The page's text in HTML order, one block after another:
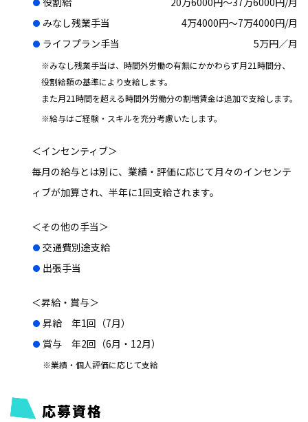
みなし残業手当
4万4000円～7万4000円/月
ライフプラン手当
5万円／月
※みなし残業手当は、時間外労働の有無にかかわらず月21時間分、
役割給額の基準により支給します。
また月21時間を超える時間外労働分の割増賃金は追加で支給します。
※給与はご経験・スキルを充分考慮いたします。
＜インセンティブ＞
毎月の給与とは別に、業績・評価に応じて月々のインセンテ
ィブが加算され、半年に1回支給されます。
＜その他の手当＞
交通費別途支給
出張手当
＜昇給・賞与＞
昇給 年1回（7月）
賞与 年2回（6月・12月）
※業績・個人評価に応じて支給
応募資格